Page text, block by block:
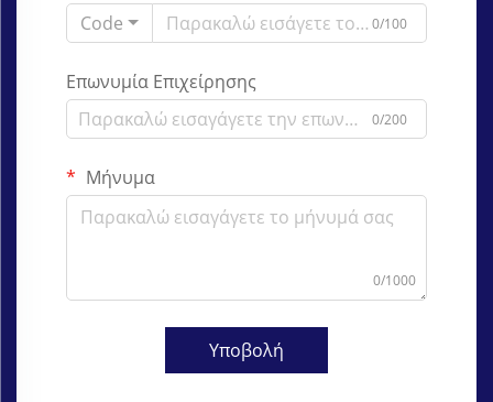
Code
0/100
Επωνυμία Επιχείρησης
0/200
Μήνυμα
0/1000
Υποβολή